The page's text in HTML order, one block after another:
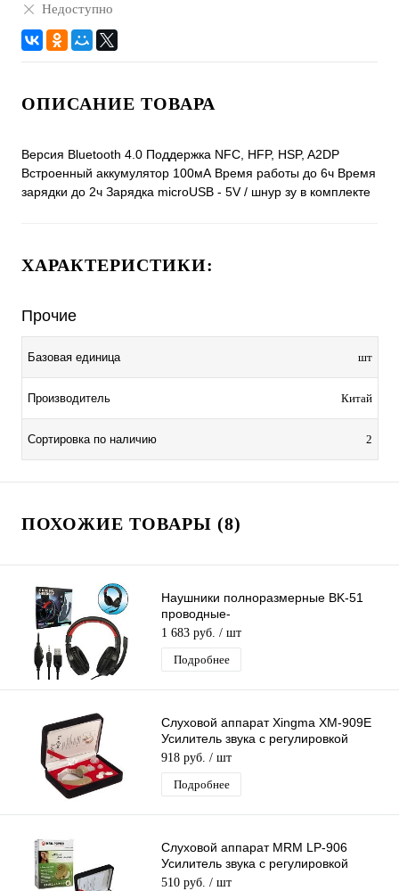
Недоступно
ОПИСАНИЕ ТОВАРА
Версия Bluetooth 4.0 Поддержка NFC, HFP, HSP, A2DP
Встроенный аккумулятор 100мА Время работы до 6ч Время
зарядки до 2ч Зарядка microUSB - 5V / шнур зу в комплекте
ХАРАКТЕРИСТИКИ:
Прочие
Базовая единица шт
Производитель Китай
Сортировка по наличию 2
ПОХОЖИЕ ТОВАРЫ (8)
Наушники полноразмерные BK-51
проводные-
гарнитура(микрофон,кабель
2.1м,штекер AUX,USB) черно-красные
1 683 руб. / шт
Подробнее
Слуховой аппарат Xingma XM-909E
Усилитель звука с регулировкой
громкости, для пожилых людей
918 руб. / шт
Подробнее
Слуховой аппарат MRM LP-906
Усилитель звука с регулировкой
громкости, для пожилых людей
510 руб. / шт